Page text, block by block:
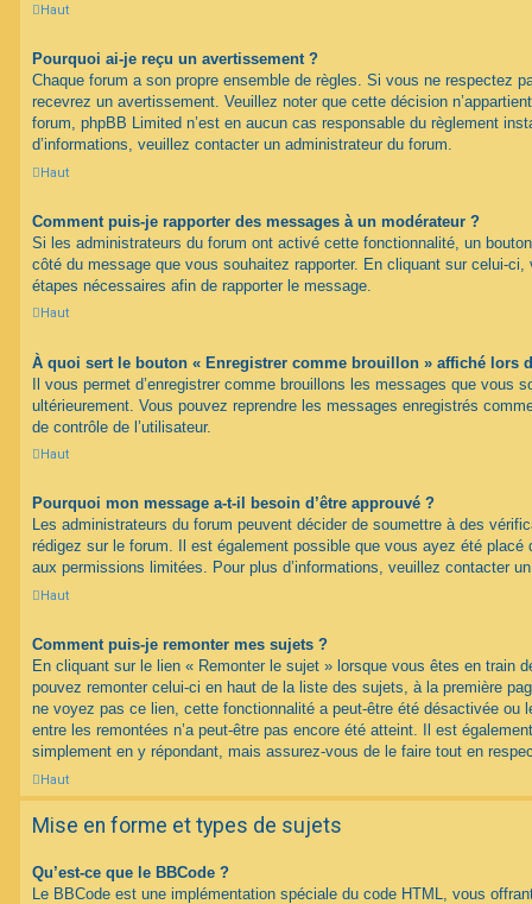
Haut
Pourquoi ai-je reçu un avertissement ?
Chaque forum a son propre ensemble de règles. Si vous ne respectez
recevrez un avertissement. Veuillez noter que cette décision
forum, phpBB Limited n’est en aucun cas responsable du règlement
d’informations, veuillez contacter un administrateur du forum.
Haut
Comment puis-je rapporter des messages à un modérateur ?
Si les administrateurs du forum ont activé cette fonctionnalité, un
côté du message que vous souhaitez rapporter. En cliquant sur celui-
étapes nécessaires afin de rapporter le message.
Haut
À quoi sert le bouton « Enregistrer comme brouillon » affiché lors
Il vous permet d’enregistrer comme brouillons les messages que vous
ultérieurement. Vous pouvez reprendre les messages enregistrés
de contrôle de l’utilisateur.
Haut
Pourquoi mon message a-t-il besoin d’être approuvé ?
Les administrateurs du forum peuvent décider de soumettre à des
rédigez sur le forum. Il est également possible que vous ayez été placé
aux permissions limitées. Pour plus d’informations, veuillez contacter
Haut
Comment puis-je remonter mes sujets ?
En cliquant sur le lien « Remonter le sujet » lorsque vous êtes en train
pouvez remonter celui-ci en haut de la liste des sujets, à la première
ne voyez pas ce lien, cette fonctionnalité a peut-être été désactivée ou
entre les remontées n’a peut-être pas encore été atteint. Il est
simplement en y répondant, mais assurez-vous de le faire tout en
Haut
Mise en forme et types de sujets
Qu’est-ce que le BBCode ?
Le BBCode est une implémentation spéciale du code HTML, vous